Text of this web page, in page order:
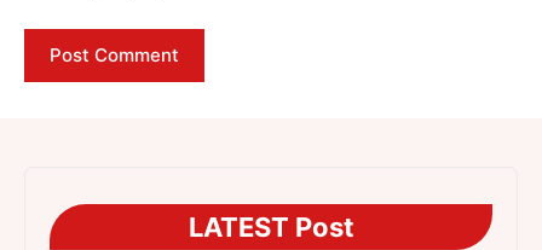
LATEST Post